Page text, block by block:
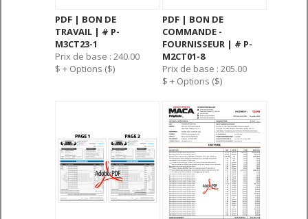
PDF | BON DE
TRAVAIL | # P-
M3CT23-1
Prix de base : 240.00
$ + Options ($)
PDF | BON DE
COMMANDE -
FOURNISSEUR | # P-
M2CT01-8
Prix de base : 205.00
$ + Options ($)